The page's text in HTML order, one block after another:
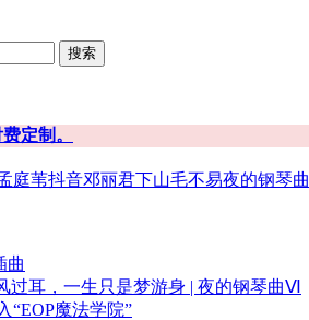
搜索
定制。
庭苇抖音邓丽君下山毛不易夜的钢琴曲
曲
过耳，一生只是梦游身 | 夜的钢琴曲Ⅵ
“EOP魔法学院”